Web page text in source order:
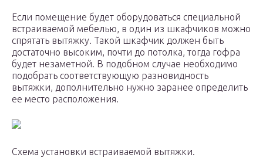
Если помещение будет оборудоваться специальной
встраиваемой мебелью, в один из шкафчиков можно
спрятать вытяжку. Такой шкафчик должен быть
достаточно высоким, почти до потолка, тогда гофра
будет незаметной. В подобном случае необходимо
подобрать соответствующую разновидность
вытяжки, дополнительно нужно заранее определить
ее место расположения.
Схема установки встраиваемой вытяжки.